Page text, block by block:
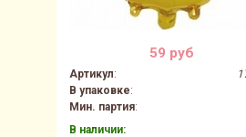
59 руб
Артикул:
В упаковке:
Мин. партия:
В наличии: